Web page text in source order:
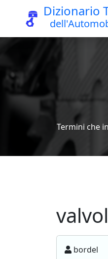
Dizionario
Termini che
bordel